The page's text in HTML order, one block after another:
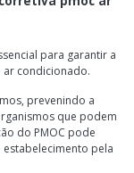
para garantir a
ar condicionado.
prevenindo a
que podem
do PMOC pode
pela